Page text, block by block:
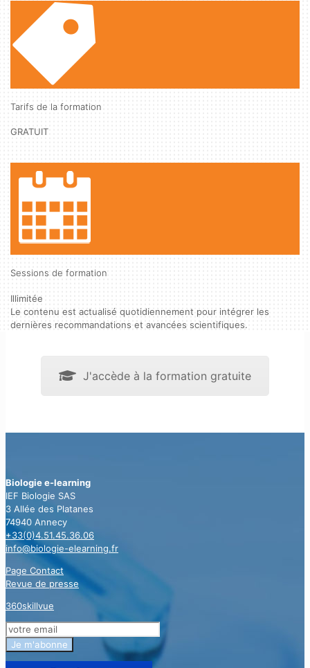
Tarifs de la formation
GRATUIT
Sessions de formation
Illimitée
Le contenu est actualisé quotidiennement pour intégrer les
dernières recommandations et avancées scientifiques.
J'accède à la formation gratuite
Biologie e-learning
IEF Biologie SAS
3 Allée des Platanes
74940 Annecy
+33(0)4.51.45.36.06
info@biologie-elearning.fr
Page Contact
Revue de presse
360skillvue